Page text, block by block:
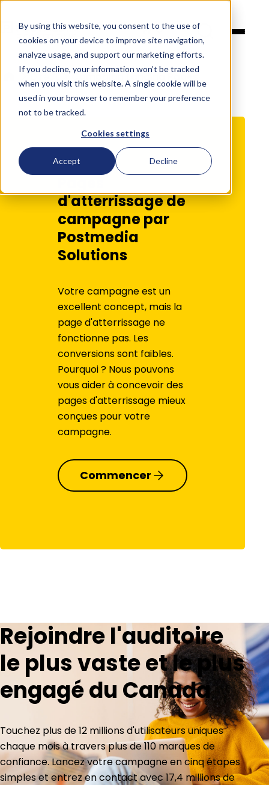
By using this website, you consent to the use of
cookies on your device to improve site navigation,
analyze usage, and support our marketing efforts.
If you decline, your information won’t be tracked
when you visit this website. A single cookie will be
used in your browser to remember your preference
not to be tracked.
Cookies settings
Accept Decline
Français
Direct Campaign Landing Pages
d'atterrissage de
campagne par
Postmedia
Solutions
Votre campagne est un
excellent concept, mais la
page d'atterrissage ne
fonctionne pas. Les
conversions sont faibles.
Pourquoi ? Nous pouvons
vous aider à concevoir des
pages d'atterrissage mieux
conçues pour votre
campagne.
Commencer
Rejoindre l'auditoire
le plus vaste et le plus
engagé du Canada
Touchez plus de 12 millions d'utilisateurs uniques
chaque mois à travers plus de 110 marques de
confiance. Lancez votre campagne en cinq étapes
simples et entrez en contact avec 17,4 millions de